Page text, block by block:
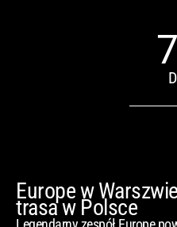
Europe w
trasa w Polsce